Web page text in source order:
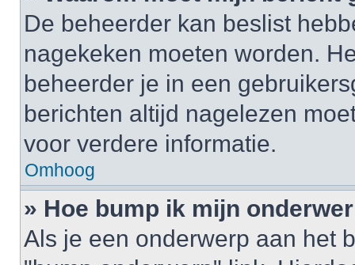
De beheerder kan beslist
nagekeken moeten worden.
beheerder je in een
berichten altijd nagelezen
voor verdere informatie.
Omhoog
» Hoe bump ik mijn
Als je een onderwerp aan het